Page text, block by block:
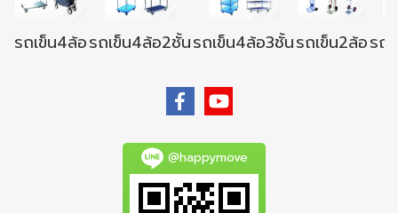
รถเข็น4ล้อรถเข็น4ล้อ2ชั้นรถเข็น4ล้อ3ชั้นรถเข็น2ล้อรถ
@happymove